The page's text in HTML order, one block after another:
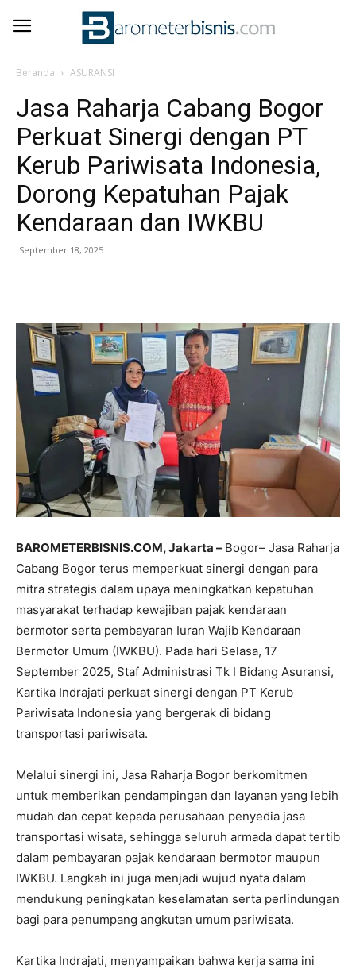
Beranda ASURANSI
Jasa Raharja Cabang Bogor
Perkuat Sinergi dengan PT
Kerub Pariwisata Indonesia,
Dorong Kepatuhan Pajak
Kendaraan dan IWKBU
September 18, 2025
BAROMETERBISNIS.COM, Jakarta – Bogor– Jasa Raharja
Cabang Bogor terus memperkuat sinergi dengan para
mitra strategis dalam upaya meningkatkan kepatuhan
masyarakat terhadap kewajiban pajak kendaraan
bermotor serta pembayaran Iuran Wajib Kendaraan
Bermotor Umum (IWKBU). Pada hari Selasa, 17
September 2025, Staf Administrasi Tk I Bidang Asuransi,
Kartika Indrajati perkuat sinergi dengan PT Kerub
Pariwisata Indonesia yang bergerak di bidang
transportasi pariwisata.
Melalui sinergi ini, Jasa Raharja Bogor berkomitmen
untuk memberikan pendampingan dan layanan yang lebih
mudah dan cepat kepada perusahaan penyedia jasa
transportasi wisata, sehingga seluruh armada dapat tertib
dalam pembayaran pajak kendaraan bermotor maupun
IWKBU. Langkah ini juga menjadi wujud nyata dalam
mendukung peningkatan keselamatan serta perlindungan
bagi para penumpang angkutan umum pariwisata.
Kartika Indrajati, menyampaikan bahwa kerja sama ini